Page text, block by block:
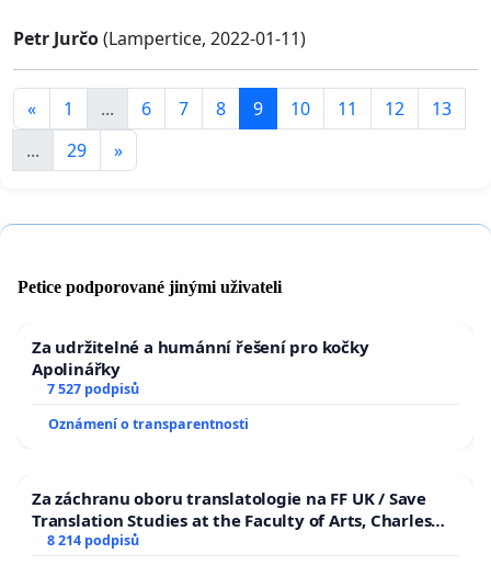
Petr Jurčo(Lampertice, 2022-01-11)
« 1 ... 6 7 8 9 10 11 12
13
...
29 »
Petice podporované jinými uživateli
Za udržitelné a humánní řešení pro kočky
Apolinářky
7 527 podpisů
Oznámení o transparentnosti
Za záchranu oboru translatologie na FF UK / Save
Translation Studies at the Faculty of Arts, Charles
University
8 214 podpisů